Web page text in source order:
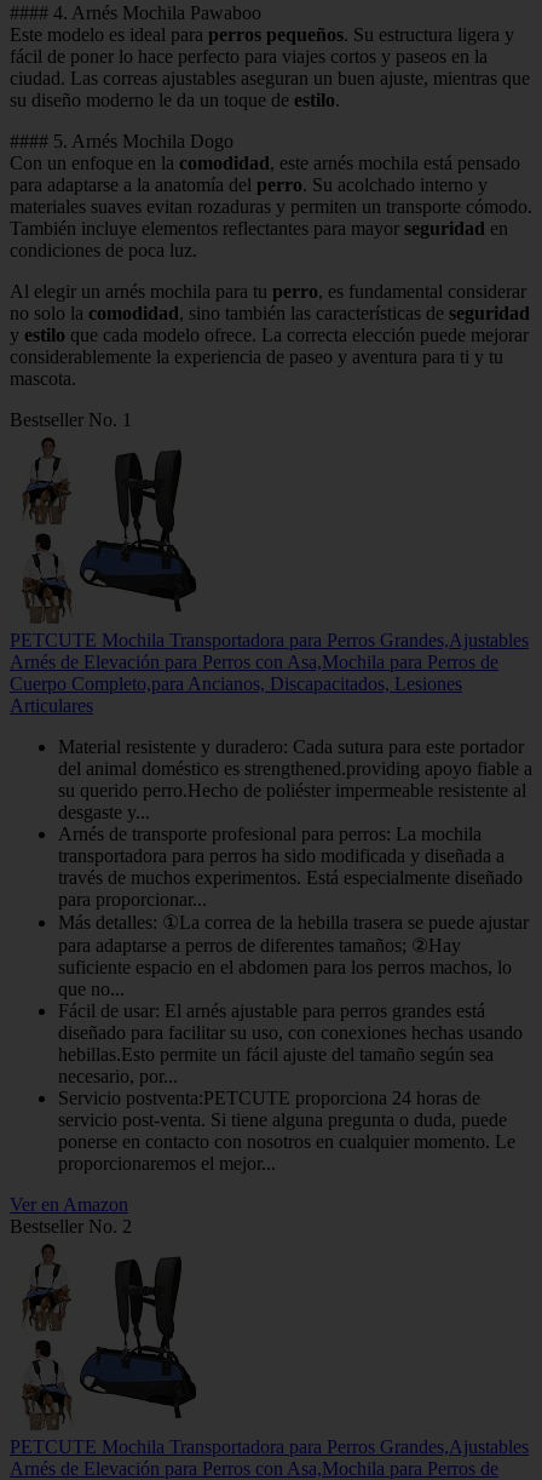
#### 4. Arnés Mochila Pawaboo
Este modelo es ideal para perros pequeños. Su estructura ligera y
fácil de poner lo hace perfecto para viajes cortos y paseos en la
ciudad. Las correas ajustables aseguran un buen ajuste, mientras que
su diseño moderno le da un toque de estilo.
#### 5. Arnés Mochila Dogo
Con un enfoque en la comodidad, este arnés mochila está pensado
para adaptarse a la anatomía del perro. Su acolchado interno y
materiales suaves evitan rozaduras y permiten un transporte cómodo.
También incluye elementos reflectantes para mayor seguridad en
condiciones de poca luz.
Al elegir un arnés mochila para tu perro, es fundamental considerar
no solo la comodidad, sino también las características de seguridad
y estilo que cada modelo ofrece. La correcta elección puede mejorar
considerablemente la experiencia de paseo y aventura para ti y tu
mascota.
Bestseller No. 1
PETCUTE Mochila Transportadora para Perros Grandes,Ajustables
Arnés de Elevación para Perros con Asa,Mochila para Perros de
Cuerpo Completo,para Ancianos, Discapacitados, Lesiones
Articulares
Material resistente y duradero: Cada sutura para este portador
del animal doméstico es strengthened.providing apoyo fiable a
su querido perro.Hecho de poliéster impermeable resistente al
desgaste y...
Arnés de transporte profesional para perros: La mochila
transportadora para perros ha sido modificada y diseñada a
través de muchos experimentos. Está especialmente diseñado
para proporcionar...
Más detalles: ①La correa de la hebilla trasera se puede ajustar
para adaptarse a perros de diferentes tamaños; ②Hay
suficiente espacio en el abdomen para los perros machos, lo
que no...
Fácil de usar: El arnés ajustable para perros grandes está
diseñado para facilitar su uso, con conexiones hechas usando
hebillas.Esto permite un fácil ajuste del tamaño según sea
necesario, por...
Servicio postventa:PETCUTE proporciona 24 horas de
servicio post-venta. Si tiene alguna pregunta o duda, puede
ponerse en contacto con nosotros en cualquier momento. Le
proporcionaremos el mejor...
Ver en Amazon
Bestseller No. 2
PETCUTE Mochila Transportadora para Perros Grandes,Ajustables
Arnés de Elevación para Perros con Asa,Mochila para Perros de